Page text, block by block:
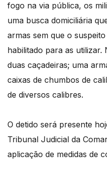
fogo na via pública, os
uma busca domiciliária
armas sem que o
habilitado para as
duas caçadeiras; uma
caixas de chumbos de
de diversos calibres.
O detido será presente
Tribunal Judicial da
aplicação de medidas de